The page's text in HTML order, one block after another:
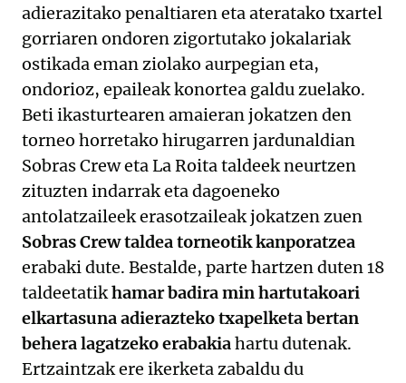
adierazitako penaltiaren eta ateratako txartel
gorriaren ondoren zigortutako jokalariak
ostikada eman ziolako aurpegian eta,
ondorioz, epaileak konortea galdu zuelako.
Beti ikasturtearen amaieran jokatzen den
torneo horretako hirugarren jardunaldian
Sobras Crew eta La Roita taldeek neurtzen
zituzten indarrak eta dagoeneko
antolatzaileek erasotzaileak jokatzen zuen
Sobras Crew taldea torneotik kanporatzea
erabaki dute. Bestalde, parte hartzen duten 18
taldeetatikhamar badira min hartutakoari
elkartasuna adierazteko txapelketa bertan
behera lagatzeko erabakiahartu dutenak.
Ertzaintzak ere ikerketa zabaldu du